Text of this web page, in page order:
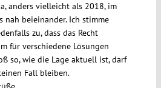
anders vielleicht als 2018, im
nah beieinander. Ich stimme
zu, dass das Recht
für verschiedene Lösungen
so, wie die Lage aktuell ist, darf
Fall bleiben.